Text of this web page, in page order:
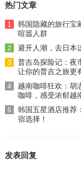
热门文章
1
韩国隐藏的旅行宝
喧嚣人群
2 避开人潮，去日本
3
普吉岛探险记：夜
让你的普吉之旅更
4
越南咖啡狂欢：胡
咖啡，感受浓郁越
5
韩国五星酒店推荐
宿选择！
发表回复